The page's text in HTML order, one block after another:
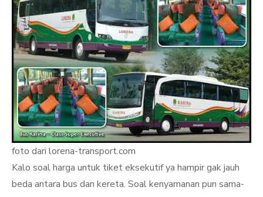
foto dari lorena-transport.com
Kalo soal harga untuk tiket eksekutif ya hampir gak jauh
beda antara bus dan kereta. Soal kenyamanan pun sama-